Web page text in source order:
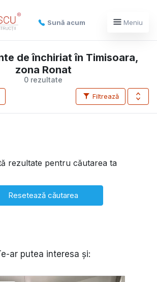
Sună acum Meniu
0 rezultate
de închiriat în Timisoara,
zona Ronat
Filtrează
rezultate pentru căutarea ta
Resetează căutarea
ar putea interesa și: